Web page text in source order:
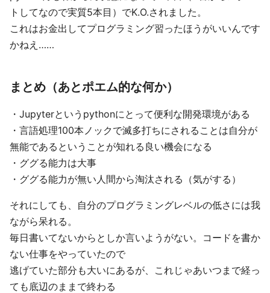
トしてなので実質5本目）でK.O.されました。
これはお金出してプログラミング習ったほうがいいんです
かねえ……
まとめ（あとポエム的な何か）
・Jupyterというpythonにとって便利な開発環境がある
・言語処理100本ノックで滅多打ちにされることは自分が
無能であるということが知れる良い機会になる
・ググる能力は大事
・ググる能力が無い人間から淘汰される（気がする）
それにしても、自分のプログラミングレベルの低さには我
ながら呆れる。
毎日書いてないからとしか言いようがない。コードを書か
ない仕事をやっていたので
逃げていた部分も大いにあるが、これじゃあいつまで経っ
ても底辺のままで終わる